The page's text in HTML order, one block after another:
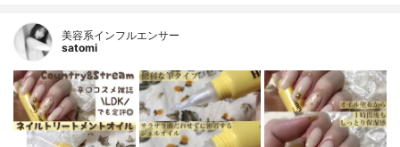
美容系インフルエンサー
satomi